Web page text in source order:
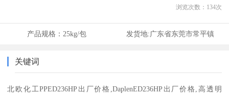
浏览次数： 134次
产品规格： 25kg/包 发货地:广东省东莞市常平镇
关键词
北欧化工PPED236HP出厂价格,DaplenED236HP出厂价格,高透明